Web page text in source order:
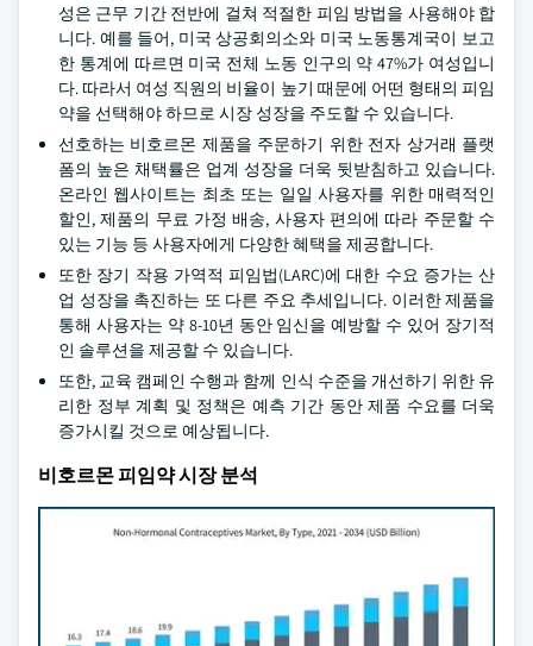
성은 근무 기간 전반에 걸쳐 적절한 피임 방법을 사용해야 합
니다. 예를 들어, 미국 상공회의소와 미국 노동통계국이 보고
한 통계에 따르면 미국 전체 노동 인구의 약 47%가 여성입니
다. 따라서 여성 직원의 비율이 높기 때문에 어떤 형태의 피임
약을 선택해야 하므로 시장 성장을 주도할 수 있습니다.
선호하는 비호르몬 제품을 주문하기 위한 전자 상거래 플랫
폼의 높은 채택률은 업계 성장을 더욱 뒷받침하고 있습니다.
온라인 웹사이트는 최초 또는 일일 사용자를 위한 매력적인
할인, 제품의 무료 가정 배송, 사용자 편의에 따라 주문할 수
있는 기능 등 사용자에게 다양한 혜택을 제공합니다.
또한 장기 작용 가역적 피임법(LARC)에 대한 수요 증가는 산
업 성장을 촉진하는 또 다른 주요 추세입니다. 이러한 제품을
통해 사용자는 약 8-10년 동안 임신을 예방할 수 있어 장기적
인 솔루션을 제공할 수 있습니다.
또한, 교육 캠페인 수행과 함께 인식 수준을 개선하기 위한 유
리한 정부 계획 및 정책은 예측 기간 동안 제품 수요를 더욱
증가시킬 것으로 예상됩니다.
비호르몬 피임약 시장 분석